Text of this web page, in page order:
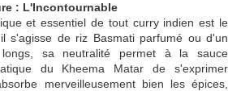
: L'Incontournable
et essentiel de tout curry indien est le
s'agisse de riz Basmati parfumé ou d'un
sa neutralité permet à la sauce
du Kheema Matar de s'exprimer
merveilleusement bien les épices,